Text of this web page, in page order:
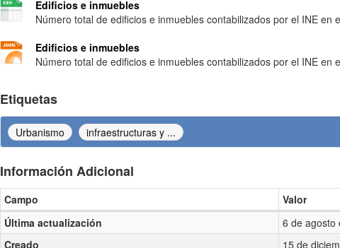
Edificios e inmuebles
Número total de edificios e inmuebles contabilizados por el INE en
Edificios e inmuebles
Número total de edificios e inmuebles contabilizados por el INE en
Etiquetas
Urbanismo infraestructuras y ...
Información Adicional
Información Adicional
Campo
Valor
Última actualización
6 de agosto
Creado
15 de